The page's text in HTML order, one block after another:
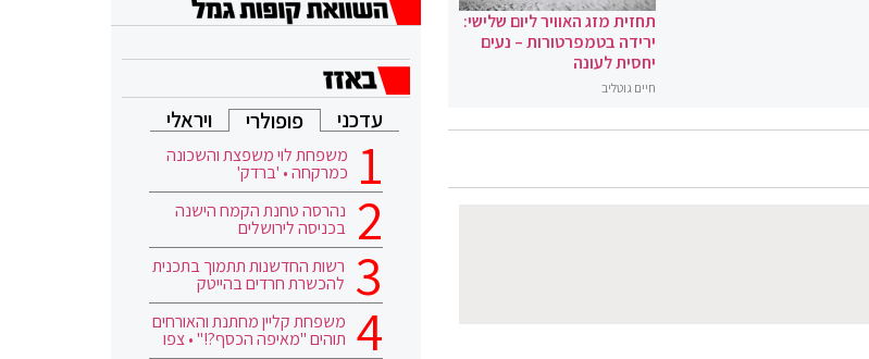
תחזית מזג האוויר ליום שלישי:
ירידה בטמפרטורות – נעים
יחסית לעונה
חיים גוטליב
עדכני פופולרי ויראלי
משפחת לוי משפצת והשכונה
כמרקחה • 'ברדק'
נהרסה טחנת הקמח הישנה
בכניסה לירושלים
רשות החדשנות תתמוך בתכנית
להכשרת חרדים בהייטק
משפחת קליין מחתנת והאורחים
תוהים "מאיפה הכסף?!" • צפו